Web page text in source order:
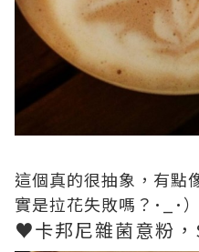
這個真的很抽象，有點
實是拉花失敗嗎？･_･）
♥卡邦尼雜菌意粉，